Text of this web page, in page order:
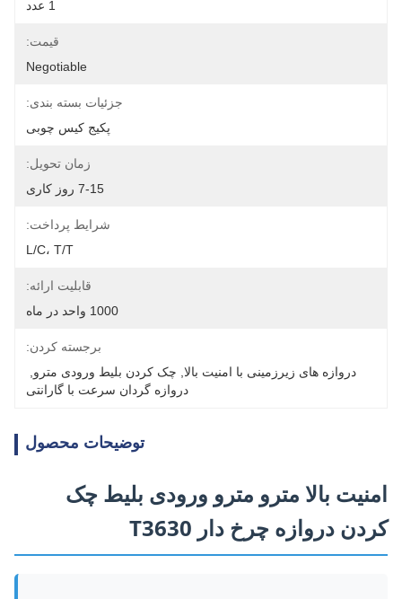
1 عدد
قیمت:
Negotiable
جزئیات بسته بندی:
پکیج کیس چوبی
زمان تحویل:
7-15 روز کاری
شرایط پرداخت:
L/C، T/T
قابلیت ارائه:
1000 واحد در ماه
برجسته کردن:
دروازه های زیرزمینی با امنیت بالا چک کردن بلیط ورودی مترو
دروازه گردان سرعت با گارانتی
توضیحات محصول
امنیت بالا مترو مترو ورودی بلیط چک
کردن دروازه چرخ دار T3630